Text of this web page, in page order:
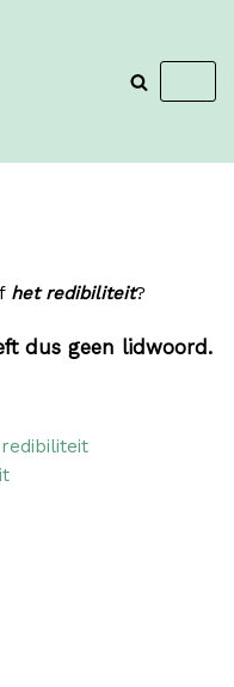
het redibiliteit?
dus geen lidwoord.